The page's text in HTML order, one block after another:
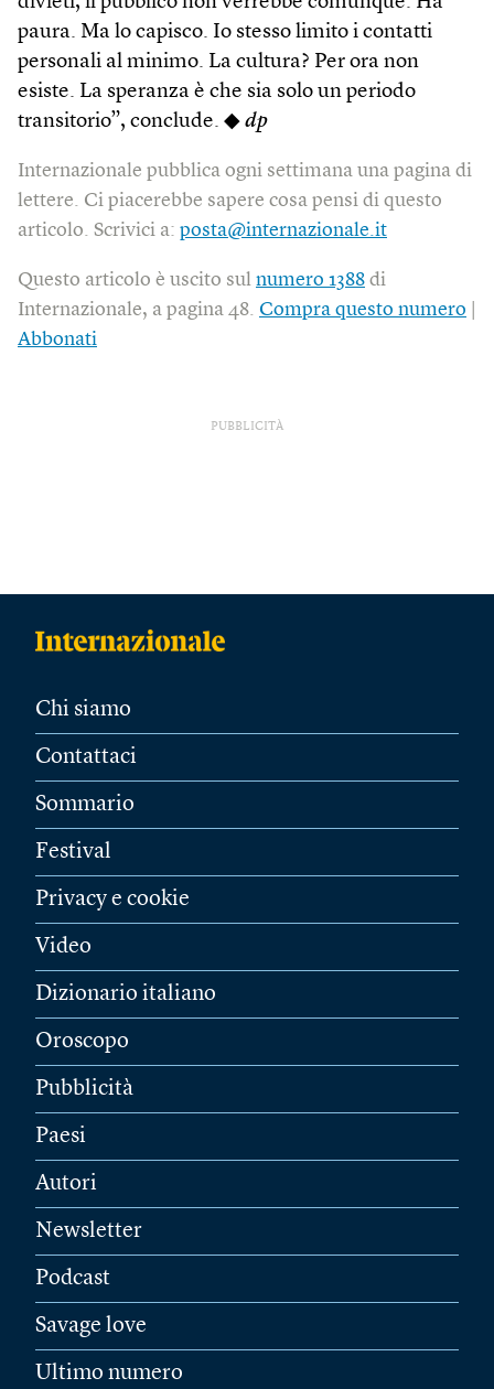
paura. Ma lo capisco. Io stesso limito i contatti
personali al minimo. La cultura? Per ora non
esiste. La speranza è che sia solo un periodo
transitorio”, conclude. ◆ dp
Internazionale pubblica ogni settimana una pagina di
lettere. Ci piacerebbe sapere cosa pensi di questo
articolo. Scrivici a: posta@internazionale.it
Questo articolo è uscito sul numero 1388 di
Internazionale, a pagina 48. Compra questo numero
Abbonati
PUBBLICITÀ
Chi siamo
Contattaci
Sommario
Festival
Privacy e cookie
Video
Dizionario italiano
Oroscopo
Pubblicità
Paesi
Autori
Newsletter
Podcast
Savage love
Ultimo numero